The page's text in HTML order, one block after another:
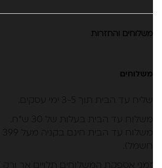
משלוחים והחזרות
משלוחים
שליח עד הבית תוך 3-5 ימי עסקים.
משלוח עד הבית בעלות של 30 ש״ח.